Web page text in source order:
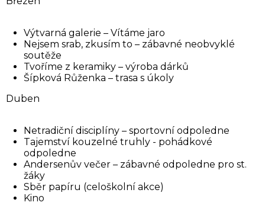
Výtvarná galerie – Vítáme jaro
Nejsem srab, zkusím to – zábavné neobvyklé
soutěže
Tvoříme z keramiky – výroba dárků
Šípková Růženka – trasa s úkoly
Duben
Netradiční disciplíny – sportovní odpoledne
Tajemství kouzelné truhly - pohádkové
odpoledne
Andersenův večer – zábavné odpoledne pro st.
žáky
Sběr papíru (celoškolní akce)
Kino